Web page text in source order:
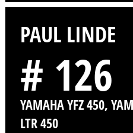
PAUL LINDE
# 126
YAMAHA YFZ 450,
LTR 450